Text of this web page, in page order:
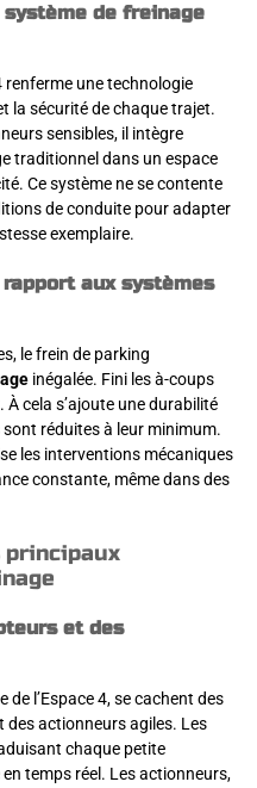
de freinage
renferme une technologie
la sécurité de chaque trajet.
sensibles, il intègre
traditionnel dans un espace
Ce système ne se contente
de conduite pour adapter
exemplaire.
aux systèmes
le frein de parking
inégalée. Fini les à-coups
cela s’ajoute une durabilité
réduites à leur minimum.
les interventions mécaniques
constante, même dans des
principaux
et des
l’Espace 4, se cachent des
actionneurs agiles. Les
chaque petite
temps réel. Les actionneurs,